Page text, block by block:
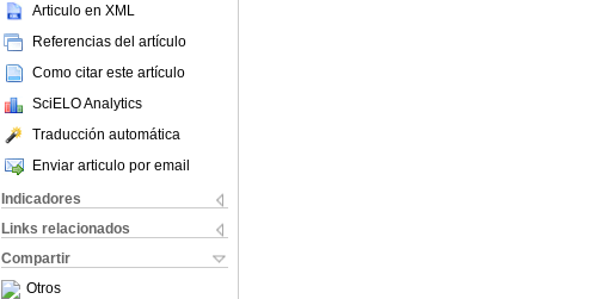
Articulo en XML
Referencias del artículo
Como citar este artículo
SciELO Analytics
Traducción automática
Enviar articulo por email
Indicadores
Links relacionados
Compartir
Otros